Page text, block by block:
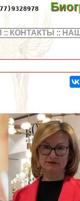
:: КОНТАКТЫ ::